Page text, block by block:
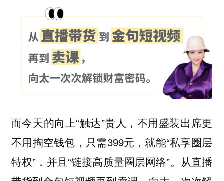
而今天的向上“触达”贵人，不用盛装出席更
不用掏空钱包，只需399元，就能“私享圈层
特权”，并且“链接高质量圈层网络”。从直播